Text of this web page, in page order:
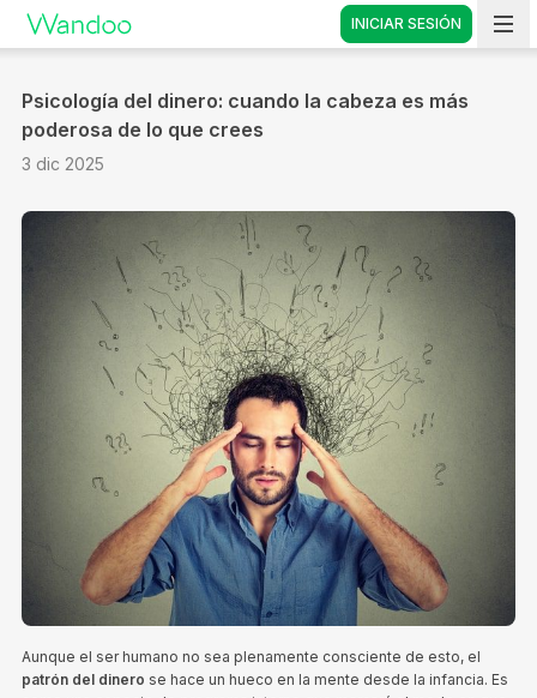
Vete a casa
INICIAR SESIÓN
Psicología del dinero: cuando la cabeza es más
poderosa de lo que crees
3 dic 2025
Aunque el ser humano no sea plenamente consciente de esto, el
patrón del dinero se hace un hueco en la mente desde la infancia. Es